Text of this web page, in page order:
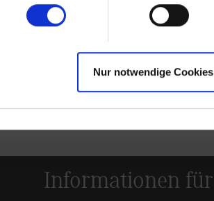
Nur notwendige Cookies
Zum Prüfungsamt Wirtschaft
Informationen für